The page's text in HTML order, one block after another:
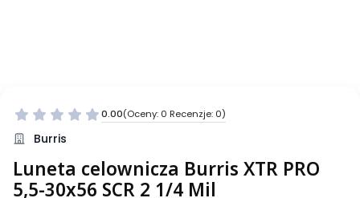
0.00(Oceny: 0 Recenzje: 0)
Burris
Luneta celownicza Burris XTR PRO
5,5-30x56 SCR 2 1/4 Mil